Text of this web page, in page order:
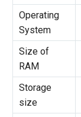
Operating
System
Size of
RAM
Storage
size